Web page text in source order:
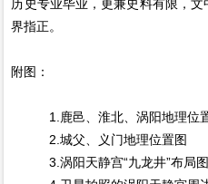
历史专业毕业，更兼史料有限，
界指正。
附图：
1.鹿邑、淮北、涡阳地理位
2.城父、义门地理位置图
3.涡阳天静宫“九龙井”布局图